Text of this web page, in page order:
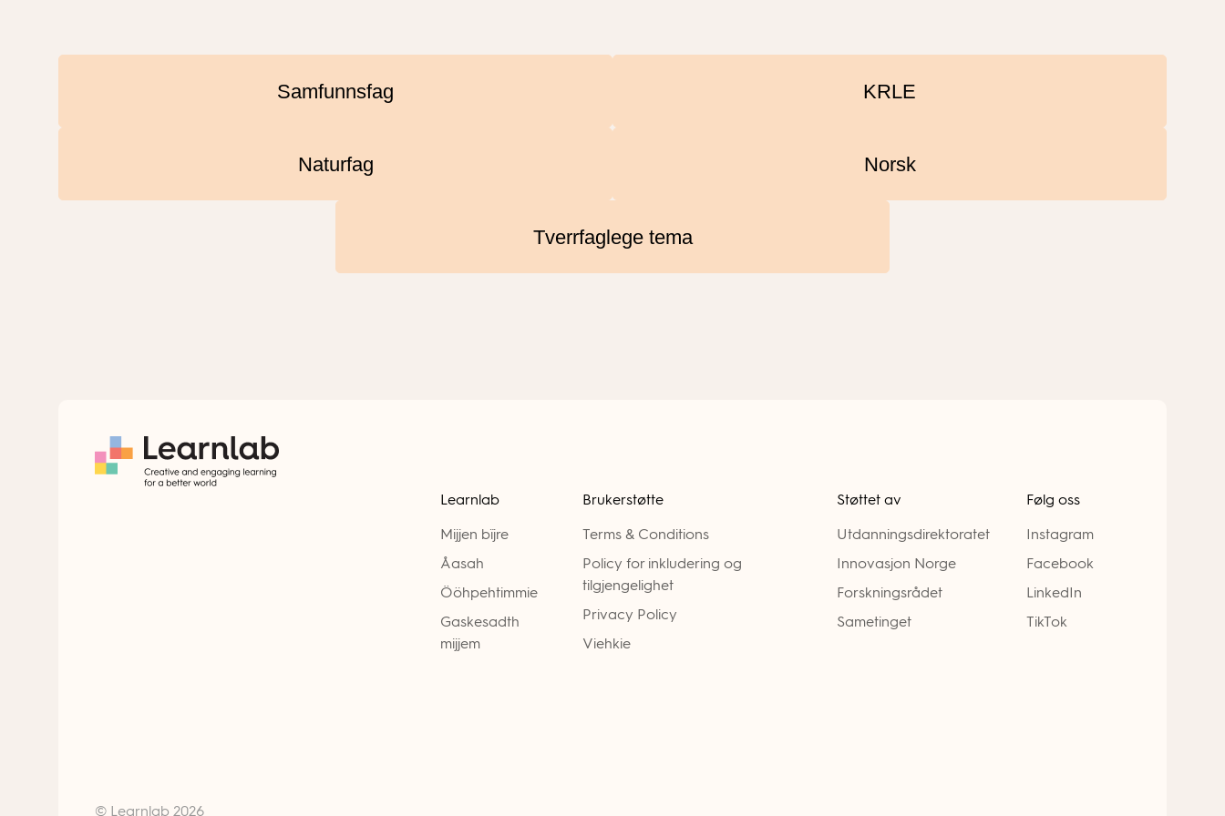
Samfunnsfag KRLE
Naturfag Norsk
Tverrfaglege tema
© Learnlab 2026
Learnlab
Mijjen bïjre
Åasah
Ööhpehtimmie
Gaskesadth
mijjem
Brukerstøtte
Terms & Conditions
Policy for inkludering og
tilgjengelighet
Privacy Policy
Viehkie
Støttet av
Utdanningsdirektoratet
Innovasjon Norge
Forskningsrådet
Sametinget
Følg oss
Instagram
Facebook
LinkedIn
TikTok